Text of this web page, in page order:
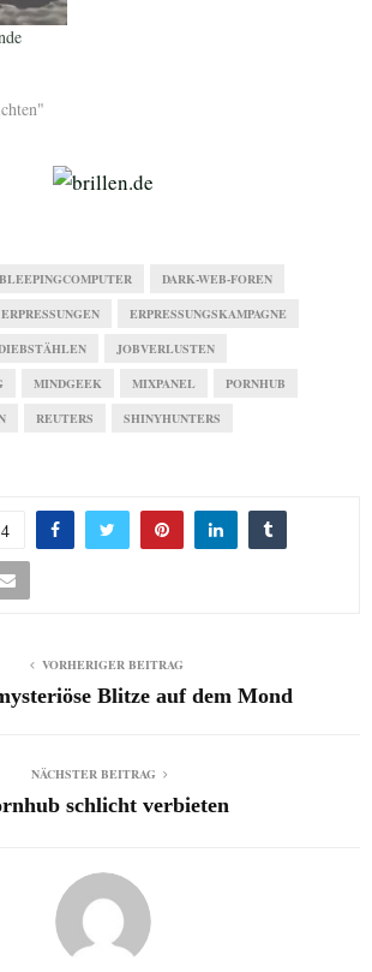
BLEEPINGCOMPUTER DARK-WEB-FOREN
ERPRESSUNGEN ERPRESSUNGSKAMPAGNE
JOBVERLUSTEN
MINDGEEK MIXPANEL PORNHUB
REUTERS SHINYHUNTERS
4
VORHERIGER BEITRAG
Blitze auf dem Mond
NÄCHSTER BEITRAG
schlicht verbieten